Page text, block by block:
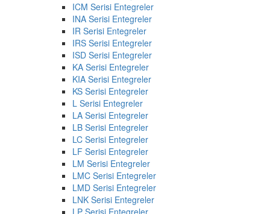
ICM Serisi Entegreler
INA Serisi Entegreler
IR Serisi Entegreler
IRS Serisi Entegreler
ISD Serisi Entegreler
KA Serisi Entegreler
KIA Serisi Entegreler
KS Serisi Entegreler
L Serisi Entegreler
LA Serisi Entegreler
LB Serisi Entegreler
LC Serisi Entegreler
LF Serisi Entegreler
LM Serisi Entegreler
LMC Serisi Entegreler
LMD Serisi Entegreler
LNK Serisi Entegreler